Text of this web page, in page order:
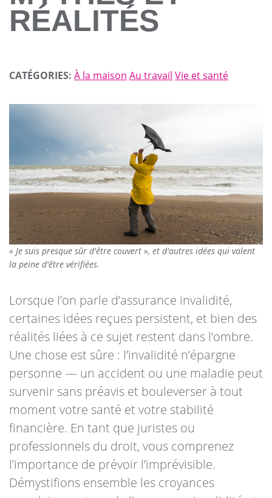
RÉALITÉS
CATÉGORIES: À la maison Au travail Vie et santé
« Je suis presque sûr d'être couvert », et d'autres idées qui valent
la peine d'être vérifiées.
Lorsque l’on parle d’assurance invalidité,
certaines idées reçues persistent, et bien des
réalités liées à ce sujet restent dans l’ombre.
Une chose est sûre : l’invalidité n’épargne
personne — un accident ou une maladie peut
survenir sans préavis et bouleverser à tout
moment votre santé et votre stabilité
financière. En tant que juristes ou
professionnels du droit, vous comprenez
l’importance de prévoir l’imprévisible.
Démystifions ensemble les croyances